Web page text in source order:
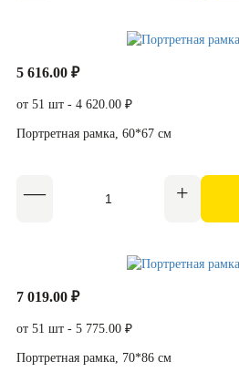
5 616.00 ₽
от 51 шт - 4 620.00 ₽
Портретная рамка, 60*67 см
7 019.00 ₽
от 51 шт - 5 775.00 ₽
Портретная рамка, 70*86 см